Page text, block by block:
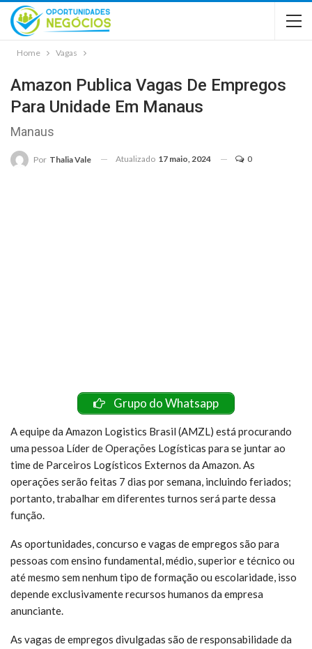
Home Vagas
Amazon Publica Vagas De Empregos
Para Unidade Em Manaus
Manaus
Por Thalia Vale Atualizado 17 maio, 2024 0
Grupo do Whatsapp
A equipe da Amazon Logistics Brasil (AMZL) está procurando
uma pessoa Líder de Operações Logísticas para se juntar ao
time de Parceiros Logísticos Externos da Amazon. As
operações serão feitas 7 dias por semana, incluindo feriados;
portanto, trabalhar em diferentes turnos será parte dessa
função.
As oportunidades, concurso e vagas de empregos são para
pessoas com ensino fundamental, médio, superior e técnico ou
até mesmo sem nenhum tipo de formação ou escolaridade, isso
depende exclusivamente recursos humanos da empresa
anunciante.
As vagas de empregos divulgadas são de responsabilidade da